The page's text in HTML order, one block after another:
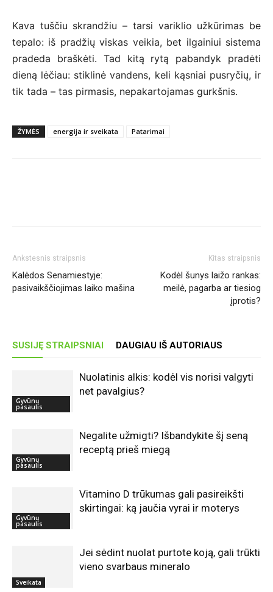
Kava tuščiu skrandžiu – tarsi variklio užkūrimas be
tepalo: iš pradžių viskas veikia, bet ilgainiui sistema
pradeda braškėti. Tad kitą rytą pabandyk pradėti
dieną lėčiau: stiklinė vandens, keli kąsniai pusryčių, ir
tik tada – tas pirmasis, nepakartojamas gurkšnis.
ŽYMĖS energija ir sveikata Patarimai
Ankstesnis straipsnis
Kalėdos Senamiestyje:
pasivaikščiojimas laiko mašina
Kitas straipsnis
Kodėl šunys laižo rankas:
meilė, pagarba ar tiesiog
įprotis?
SUSIJĘ STRAIPSNIAI DAUGIAU IŠ AUTORIAUS
Gyvūnų
pasaulis
Nuolatinis alkis: kodėl vis norisi valgyti
net pavalgius?
Gyvūnų
pasaulis
Negalite užmigti? Išbandykite šį seną
receptą prieš miegą
Gyvūnų
pasaulis
Vitamino D trūkumas gali pasireikšti
skirtingai: ką jaučia vyrai ir moterys
Sveikata
Jei sėdint nuolat purtote koją, gali trūkti
vieno svarbaus mineralo